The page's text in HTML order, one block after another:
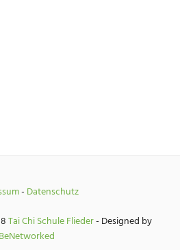
- Datenschutz
Tai Chi Schule Flieder- Designed by
BeNetworked